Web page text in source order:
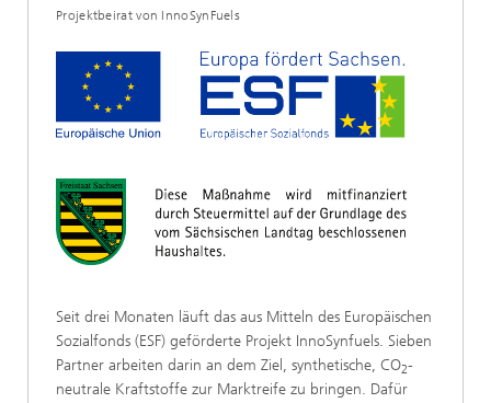
Projektbeirat von InnoSynFuels
Seit drei Monaten läuft das aus Mitteln des Europäischen
Sozialfonds (ESF) geförderte Projekt InnoSynfuels. Sieben
Partner arbeiten darin an dem Ziel, synthetische, CO2-
neutrale Kraftstoffe zur Marktreife zu bringen. Dafür